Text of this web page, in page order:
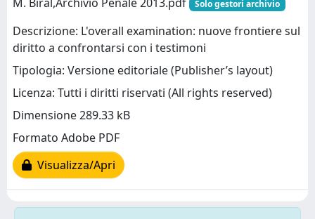
Solo gestori archivio
Descrizione: L'overall examination: nuove frontiere sul
diritto a confrontarsi con i testimoni
Tipologia: Versione editoriale (Publisher’s layout)
Licenza: Tutti i diritti riservati (All rights reserved)
Dimensione 289.33 kB
Formato Adobe PDF
Visualizza/Apri